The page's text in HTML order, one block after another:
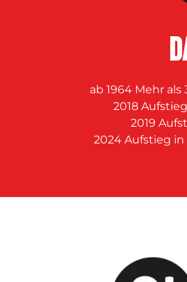
ab 1964 Mehr
2018
2019
2024 Aufstieg